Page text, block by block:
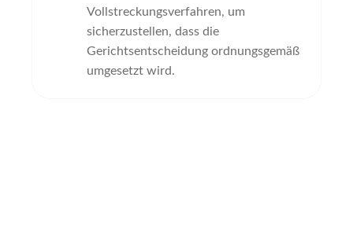
Vollstreckungsverfahren, um
sicherzustellen, dass die
Gerichtsentscheidung ordnungsgemäß
umgesetzt wird.